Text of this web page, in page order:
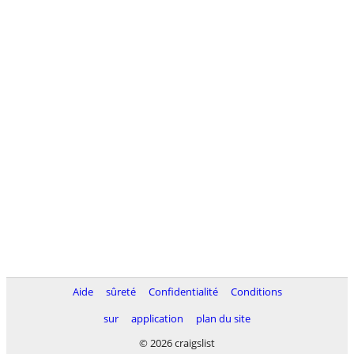
Aide sûreté Confidentialité
Conditions
sur
application
plan du site
© 2026 craigslist